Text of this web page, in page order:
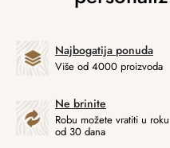
Najbogatija ponuda
Više od 4000 proizvoda
Ne brinite
Robu možete vratiti u roku
od 30 dana